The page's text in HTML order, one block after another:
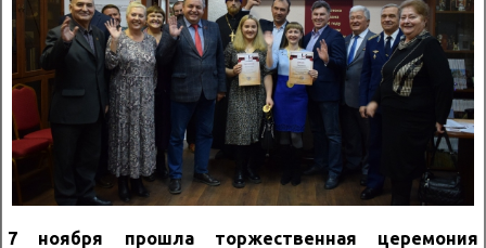
7 ноября прошла торжественная церемония